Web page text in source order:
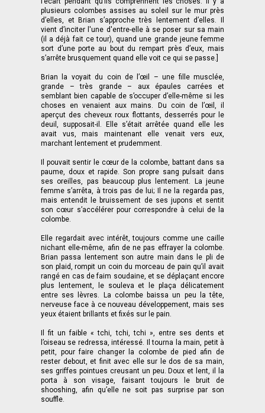
plusieurs colombes assises au soleil sur le mur près
d’elles, et Brian s’approche très lentement d’elles. Il
vient d’inciter l'une d'entre-elle à se poser sur sa main
(il a déjà fait ce tour), quand une grande jeune femme
sort d’une porte au bout du rempart près d’eux, mais
s’arrête brusquement quand elle voit ce qui se passe.]
Brian la voyait du coin de l’œil – une fille musclée,
grande – très grande – aux épaules carrées et
semblant bien capable de s’occuper d’elle-même si les
choses en venaient aux mains. Du coin de l’œil, il
aperçut des cheveux roux flottants, desserrés pour le
deuil, supposait-il. Elle s’était arrêtée quand elle les
avait vus, mais maintenant elle venait vers eux,
marchant lentement et prudemment.
Il pouvait sentir le cœur de la colombe, battant dans sa
paume, doux et rapide. Son propre sang pulsait dans
ses oreilles, pas beaucoup plus lentement. La jeune
femme s’arrêta, à trois pas de lui; Il ne la regarda pas,
mais entendit le bruissement de ses jupons et sentit
son cœur s’accélérer pour correspondre à celui de la
colombe.
Elle regardait avec intérêt, toujours comme une caille
nichant elle-même, afin de ne pas effrayer la colombe.
Brian passa lentement son autre main dans le pli de
son plaid, rompit un coin du morceau de pain qu’il avait
rangé en cas de faim soudaine, et se déplaçant encore
plus lentement, le souleva et le plaça délicatement
entre ses lèvres. La colombe baissa un peu la tête,
nerveuse face à ce nouveau développement, mais ses
yeux étaient brillants et fixés sur le pain.
Il fit un faible « tchi, tchi, tchi », entre ses dents et
l’oiseau se redressa, intéressé. Il tourna la main, petit à
petit, pour faire changer la colombe de pied afin de
rester debout, et finit avec elle sur le dos de sa main,
ses griffes pointues creusant un peu. Doux et lent, il la
porta à son visage, faisant toujours le bruit de
shooshing, afin qu’elle ne soit pas surprise par son
souffle.